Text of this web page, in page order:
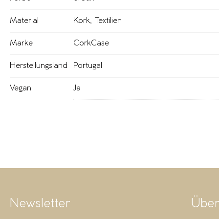
Material Kork, Textilien
Marke CorkCase
Herstellungsland Portugal
Vegan Ja
Newsletter